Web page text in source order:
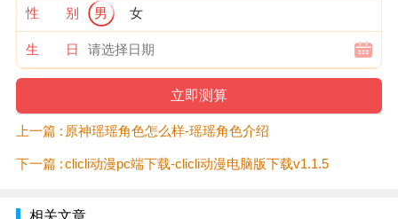
性 别 男 女
生 日
上一篇 : 原神瑶瑶角色怎么样-瑶瑶角色介绍
下一篇 :clicli动漫pc端下载-clicli动漫电脑版下载v1.1.5
相关文章